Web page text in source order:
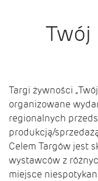
Twój
Targi żywności
organizowane
regionalnych
produkcją/
Celem Targów jest
wystawców z
miejsce